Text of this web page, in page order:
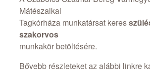
Mátészalkai
Tagkórháza munkatársat keres
szakorvos
munkakör betöltésére.
Bővebb részleteket az alábbi linkre